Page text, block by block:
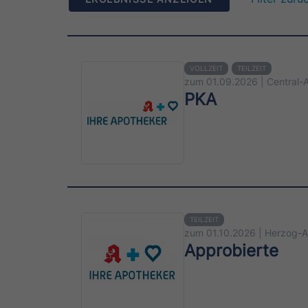
VOLLZEIT TEILZEIT
zum 01.09.2026 | Central-
PKA
TEILZEIT
zum 01.10.2026 | Herzog-
Approbierte